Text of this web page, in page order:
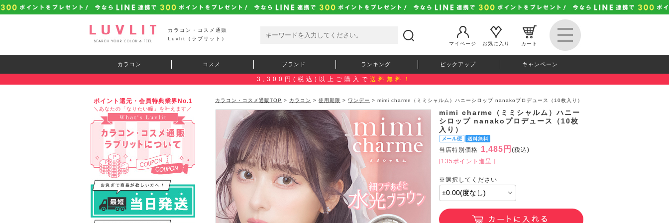
カラコン・コスメ通販
Luvlit（ラブリット）
マイページ
お気に入り カート
カラコン コスメ ブランド ランキング ピックアップ キャンペーン
3,300円(税込)以上ご購入で 送料無料！
ポイント還元・会員特典業界No.1
＼あなたの「なりたい瞳」を叶えます／
カラコン・コスメ通販TOP > カラコン > 使用期限 > ワンデー > mimi charme（ミミシャルム）ハニーシロップ nanakoプロデュース（10枚入り）
mimi charme（ミミシャルム）ハニー
シロップ nanakoプロデュース（10枚
入り）
当店特別価格 1,485円 (税込)
[135ポイント進呈 ]